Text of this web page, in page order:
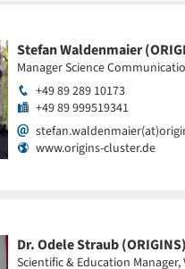
Stefan Waldenmaier
Manager Science
+49 89 289 10173
+49 89 999519341
www.origins-cluster.de
Dr. Odele Straub (ORIGINS)
Scientific & Education Manager,